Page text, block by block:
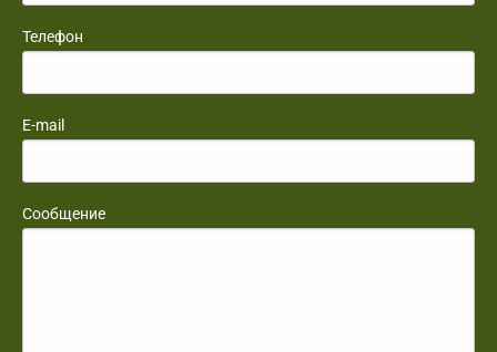
Телефон
E-mail
Сообщение